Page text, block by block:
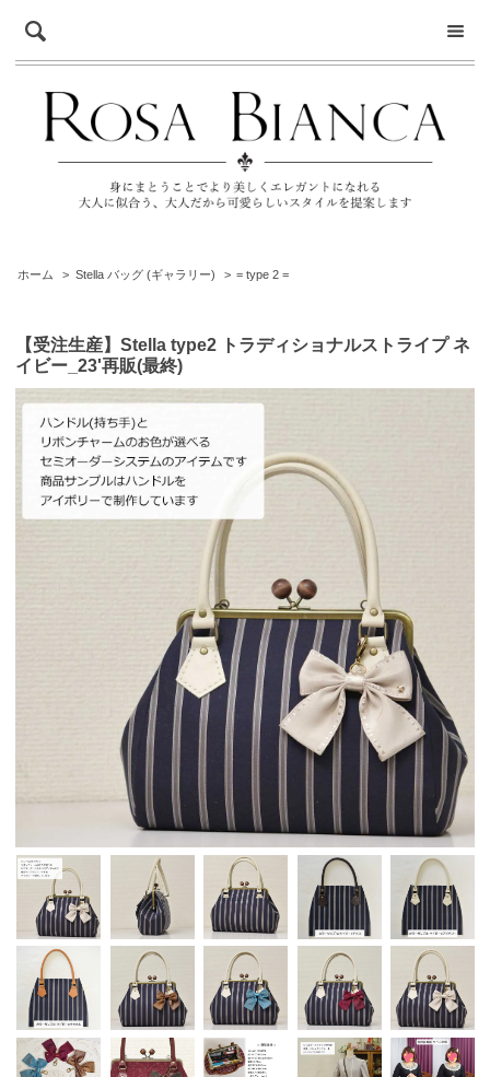
ホーム > Stella バッグ (ギャラリー) > = type 2 =
【受注生産】Stella type2 トラディショナルストライプ ネ
イビー_23'再販(最終)